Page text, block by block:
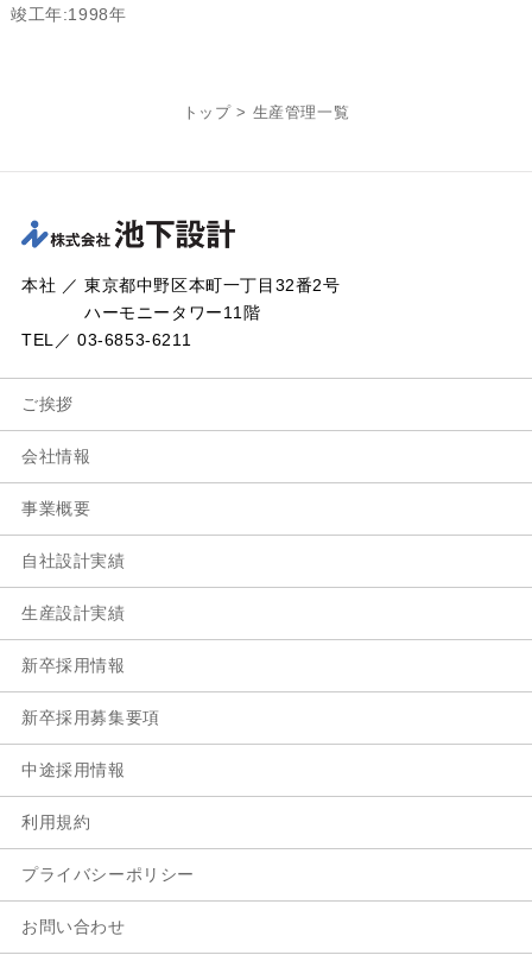
竣工年:1998年
トップ > 生産管理一覧
本社 ／ 東京都中野区本町一丁目32番2号
ハーモニータワー11階
TEL／ 03-6853-6211
ご挨拶
会社情報
事業概要
自社設計実績
生産設計実績
新卒採用情報
新卒採用募集要項
中途採用情報
利用規約
プライバシーポリシー
お問い合わせ